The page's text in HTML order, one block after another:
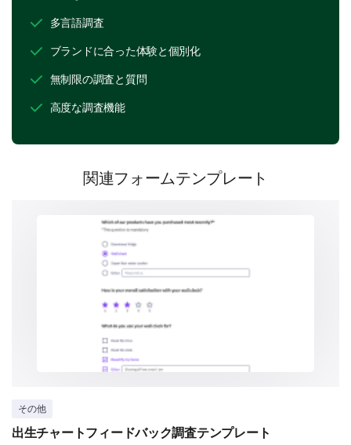
Weighing Your Overall Satisfaction
overall service quality.
Overall, how satisfied are you with our pet care
1. Very Unsatisfied
2. Unsatisfied
5. Very Satisfied
3
Please share any additional feedback or
多言語調査
ブランドに合った体験と個別化
無制限の調査と質問
高度な調査機能
関連フォームテンプレート
その他
出生チャートフィードバック調査テンプレート